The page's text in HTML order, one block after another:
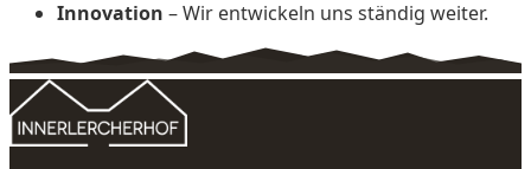
Innovation – Wir entwickeln uns ständig weiter.